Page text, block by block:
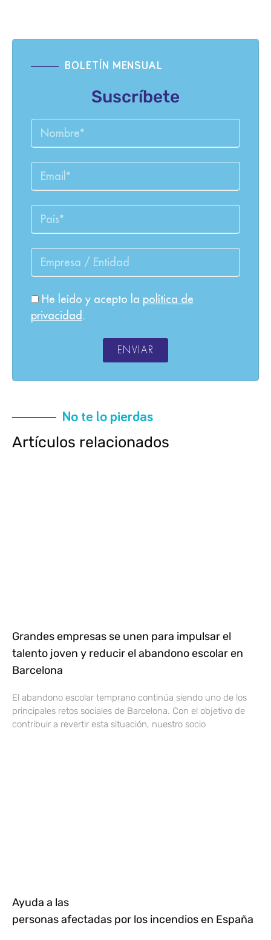
BOLETÍN MENSUAL
Suscríbete
He leído y acepto la política de
privacidad .
ENVIAR
No te lo pierdas
Artículos relacionados
Grandes empresas se unen para impulsar el
talento joven y reducir el abandono escolar en
Barcelona
El abandono escolar temprano continúa siendo uno de los
principales retos sociales de Barcelona. Con el objetivo de
contribuir a revertir esta situación, nuestro socio
Ayuda a las
personas afectadas por los incendios en España